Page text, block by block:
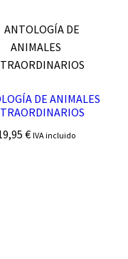
DE ANIMALES
€ IVA incluido